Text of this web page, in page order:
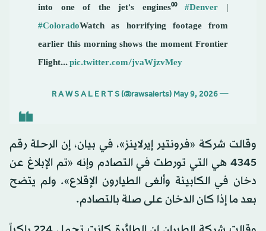
into one of the jet’s engines⁰⁰#Denver |
#ColoradoWatch as horrifying footage from
earlier this morning shows the moment Frontier
Flight...pic.twitter.com/jvaWjzvMey
— R A W S A L E R T S (@rawsalerts)
May 9, 2026
وقالت شركة «فرونتير إيرلاينز»، في بيان، إن الرحلة رقم
4345 هي التي تورطت في التصادم وإنه «تم الإبلاغ عن
دخان في الكابينة وألغى الطيارون الإقلاع». ولم يتضح
بعد ما إذا كان الدخان على صلة بالتصادم.